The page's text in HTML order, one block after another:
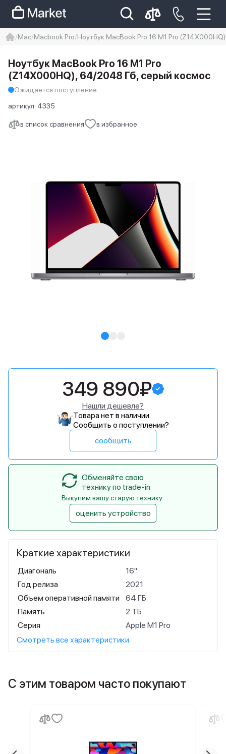
Iphone 14 pro max
айфон 14
Mac Macbook Pro Ноутбук MacBook Pro 16 M1 Pro
в список сравнения в избранное
Ноутбук MacBook Pro 16 M1 Pro
(Z14X000HQ), 64/2048 Гб, серый космос
Ожидается поступление
артикул: 4335
Краткие характеристики
Диагональ
16"
Год релиза
2021
Объем оперативной памяти
64 ГБ
Память
2 ТБ
Серия
Apple M1 Pro
Смотреть все характеристики
349 890₽
Нашли дешевле?
Товара нет в наличии.
Сообщить о поступлении?
сообщить
Обменяйте свою
технику по trade-in
Выкупим вашу старую технику
оценить устройство
С этим товаром часто покупают